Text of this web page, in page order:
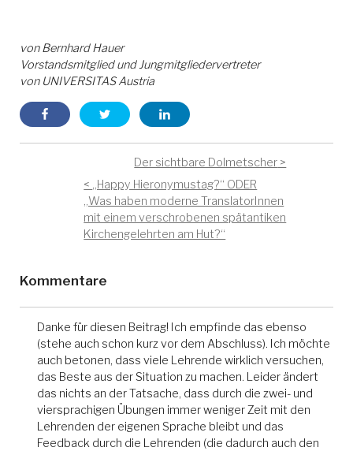
vonBernhard Hauer
Vorstandsmitglied und Jungmitgliedervertreter
von UNIVERSITAS Austria
Der sichtbare Dolmetscher
„Happy Hieronymustag?“ ODER
„Was haben moderne TranslatorInnen
mit einem verschrobenen spätantiken
Kirchengelehrten am Hut?“
Kommentare
Danke für diesen Beitrag! Ich empfinde das ebenso
(stehe auch schon kurz vor dem Abschluss). Ich möchte
auch betonen, dass viele Lehrende wirklich versuchen,
das Beste aus der Situation zu machen. Leider ändert
das nichts an der Tatsache, dass durch die zwei- und
viersprachigen Übungen immer weniger Zeit mit den
Lehrenden der eigenen Sprache bleibt und das
Feedback durch die Lehrenden (die dadurch auch den